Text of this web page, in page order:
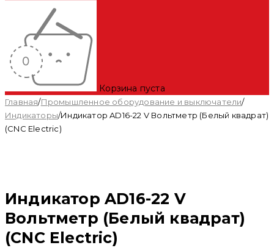
Корзина пуста
Главная/Промышленное оборудование и выключатели/
Индикаторы/Индикатор AD16-22 V Вольтметр (Белый квадрат)
(CNC Electric)
Индикатор AD16-22 V
Вольтметр (Белый квадрат)
(CNC Electric)